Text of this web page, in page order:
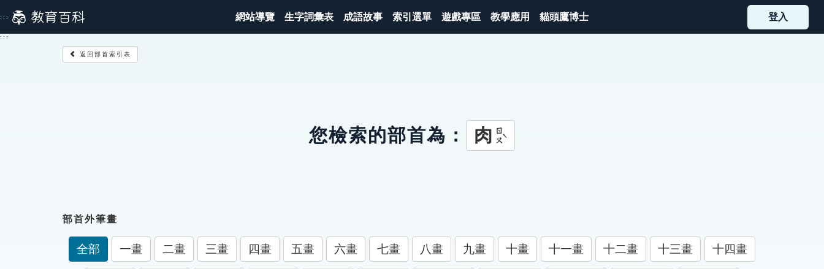
到
主
::: 網站導覽 生字詞彙表 成語故事 索引選單 遊戲專區 教學應用 貓頭鷹博士 登入
:::
返回部首索引表
您檢索的部首為： 肉 ㄖㄡˋ
部首外筆畫
全部 一畫 二畫 三畫 四畫 五畫 六畫 七畫 八畫 九畫 十畫 十一畫 十二畫 十三畫 十四畫